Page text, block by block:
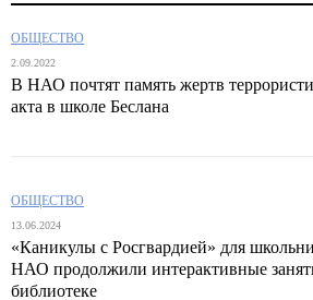
ОБЩЕСТВО
2.09.2022
В НАО почтят память жертв
акта в школе Беслана
ОБЩЕСТВО
13.06.2024
«Каникулы с Росгвардией» для
НАО продолжили интерактивные
библиотеке